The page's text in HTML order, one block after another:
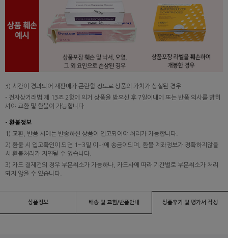
3) 시간이 경과되어 재판매가 곤란할 정도로 상품의 가치가 상실된 경우
- 전자상거래법 제 13조 2항에 의거 상품을 받으신 후 7일이내에 또는 반품 의사를 밝히
셔야 교환 및 환불이 가능합니다.
- 환불정보
1) 교환, 반품 시에는 반송하신 상품이 입고되어야 처리가 가능합니다.
2) 환불 시 입고확인이 되면 1~3일 이내에 송금이되며, 환불 계좌정보가 정확하지않을
시 환불처리가 지연될 수 있습니다.
3) 카드 결제건의 경우 부분취소가 가능하나, 카드사에 따라 기간별로 부분취소가 처리
되지 않을 수 있습니다.
상품정보 배송 및 교환/반품안내 상품후기 및 평가서 작성